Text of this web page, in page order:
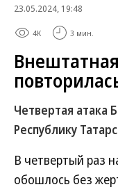
23.05.2024, 19:48
4K 3 мин.
Четвертая атака
Республику
В четвертый раз
обошлось без